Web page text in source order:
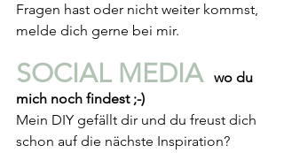
Fragen hast oder nicht weiter kommst,
melde dich gerne bei mir.
SOCIAL MEDIA wo du
mich noch findest ;-)
Mein DIY gefällt dir und du freust dich
schon auf die nächste Inspiration?